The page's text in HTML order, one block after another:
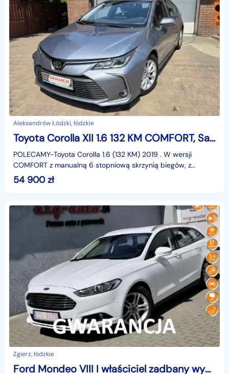
Aleksandrów Łódzki, łódzkie
Toyota Corolla XII 1.6 132 KM COMFORT, Salon PL,I WŁ, serwisowana, f.vat23%,
POLECAMY-Toyota Corolla 1.6 (132 KM) 2019 . W wersji
COMFORT z manualną 6 stopniową skrzynią biegów, z
polskiego salonu od pierwszego właściciela, serwis
54 900zł
Zgierz, łódzkie
Ford Mondeo VIII I właściciel zadbany wyposazenie Gwarancja